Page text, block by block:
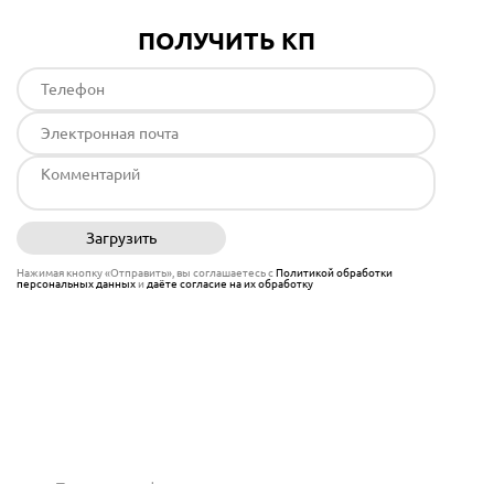
ПОЛУЧИТЬ КП
Загрузить
Нажимая кнопку «Отправить», вы соглашаетесь сПолитикой обработки
персональных данныхи даёте согласие на их обработку